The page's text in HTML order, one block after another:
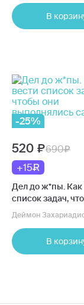
В
-25%
520
690
+15
Дел до ж*пы. Как
список задач,
выполнялись
Деймон
В